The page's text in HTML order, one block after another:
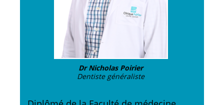
Dr Nicholas Poirier
Dentiste généraliste